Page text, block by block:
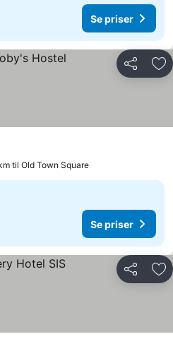
Se priser
Del
til Old Town Square
Se priser
Del